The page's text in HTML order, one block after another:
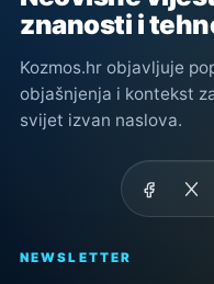
znanosti i
Kozmos.hr objavljuje
objašnjenja i kontekst
svijet izvan naslova.
NEWSLETTER